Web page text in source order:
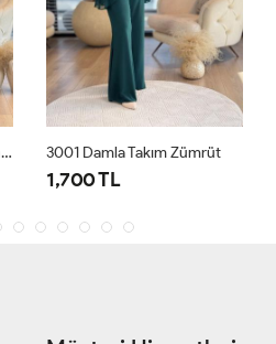
25602 Gofre Sol Omuz Boncuk İşli 3lü Takım Siyah 3001 Damla Takım Zümrüt
1,700 TL